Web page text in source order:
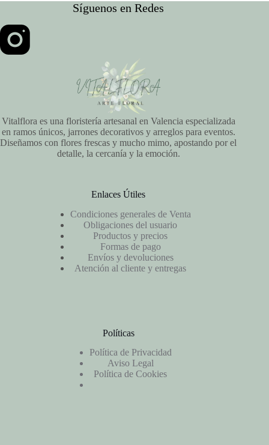
Síguenos en Redes
Vitalflora es una floristería artesanal en Valencia especializada
en ramos únicos, jarrones decorativos y arreglos para eventos.
Diseñamos con flores frescas y mucho mimo, apostando por el
detalle, la cercanía y la emoción.
Enlaces Útiles
Condiciones generales de Venta
Obligaciones del usuario
Productos y precios
Formas de pago
Envíos y devoluciones
Atención al cliente y entregas
Políticas
Política de Privacidad
Aviso Legal
Política de Cookies